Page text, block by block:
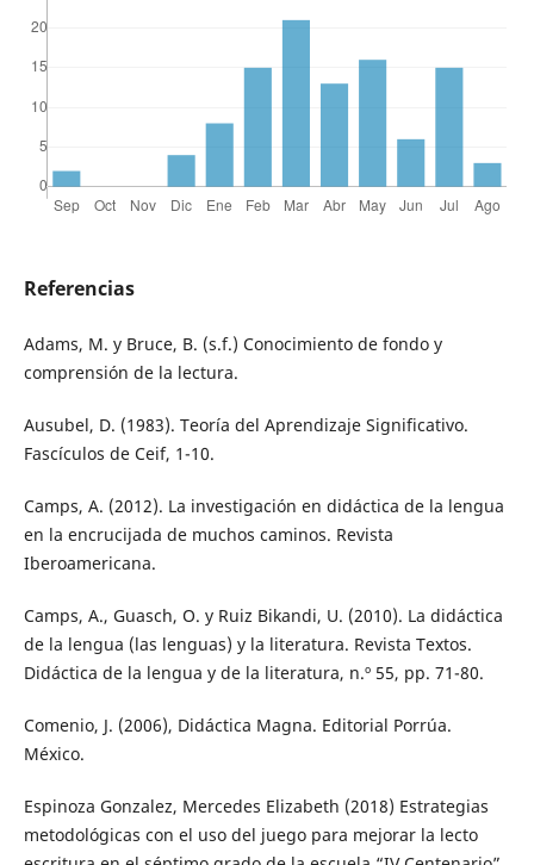
Referencias
Adams, M. y Bruce, B. (s.f.) Conocimiento de fondo y
comprensión de la lectura.
Ausubel, D. (1983). Teoría del Aprendizaje Significativo.
Fascículos de Ceif, 1-10.
Camps, A. (2012). La investigación en didáctica de la lengua
en la encrucijada de muchos caminos. Revista
Iberoamericana.
Camps, A., Guasch, O. y Ruiz Bikandi, U. (2010). La didáctica
de la lengua (las lenguas) y la literatura. Revista Textos.
Didáctica de la lengua y de la literatura, n.º 55, pp. 71-80.
Comenio, J. (2006), Didáctica Magna. Editorial Porrúa.
México.
Espinoza Gonzalez, Mercedes Elizabeth (2018) Estrategias
metodológicas con el uso del juego para mejorar la lecto